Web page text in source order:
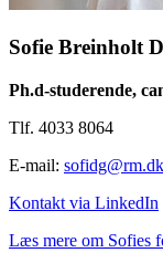
Sofie Breinholt
Ph.d-studerende,
Tlf. 4033 8064
E-mail: sofidg@rm.dk
Kontakt via LinkedIn
Læs mere om Sofies